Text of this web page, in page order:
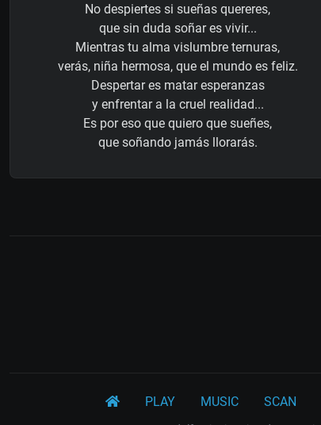
No despiertes si sueñas quereres,
que sin duda soñar es vivir...
Mientras tu alma vislumbre ternuras,
verás, niña hermosa, que el mundo es feliz.
Despertar es matar esperanzas
y enfrentar a la cruel realidad...
Es por eso que quiero que sueñes,
que soñando jamás llorarás.
PLAY MUSIC SCAN